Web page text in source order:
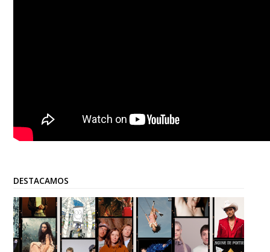
DESTACAMOS